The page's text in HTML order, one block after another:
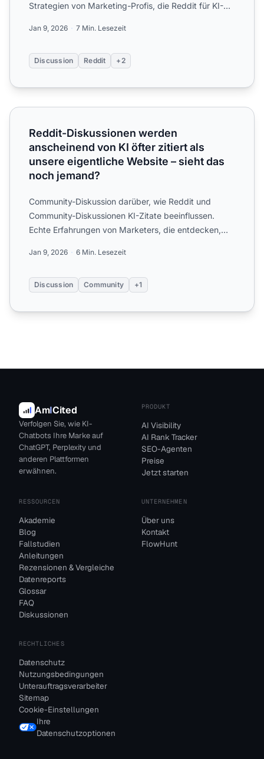
Strategien von Marketing-Profis, die Reddit für KI-
Jan 9, 2026 7 Min. Lesezeit
Discussion Reddit +2
Reddit-Diskussionen werden anscheinend von KI öfter
Reddit-Diskussionen werden
anscheinend von KI öfter zitiert als
unsere eigentliche Website – sieht das
noch jemand?
Community-Diskussion darüber, wie Reddit und
Community-Diskussionen KI-Zitate beeinflussen.
Echte Erfahrungen von Marketers, die entdecken,
Jan 9, 2026 6 Min. Lesezeit
Discussion Community +1
AmICited
Verfolgen Sie, wie KI-
Chatbots Ihre Marke auf
ChatGPT, Perplexity und
anderen Plattformen
erwähnen.
PRODUKT
AI Visibility
AI Rank Tracker
SEO-Agenten
Preise
Jetzt starten
RESSOURCEN
Akademie
Blog
Fallstudien
Anleitungen
Rezensionen & Vergleiche
Datenreports
Glossar
FAQ
Diskussionen
UNTERNEHMEN
Über uns
Kontakt
FlowHunt
RECHTLICHES
Datenschutz
Nutzungsbedingungen
Unterauftragsverarbeiter
Sitemap
Cookie-Einstellungen
Ihre
Datenschutzoptionen